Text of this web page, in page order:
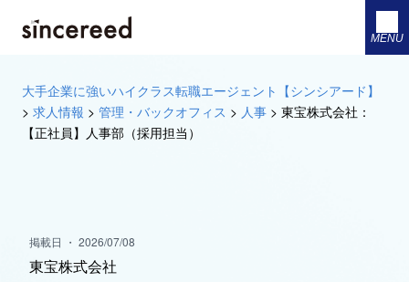
MENU
大手企業に強いハイクラス転職エージェント【シンシアード】
> 求人情報 > 管理・バックオフィス > 人事 > 東宝株式会社：
【正社員】人事部（採用担当）
掲載日 ・ 2026/07/08
東宝株式会社